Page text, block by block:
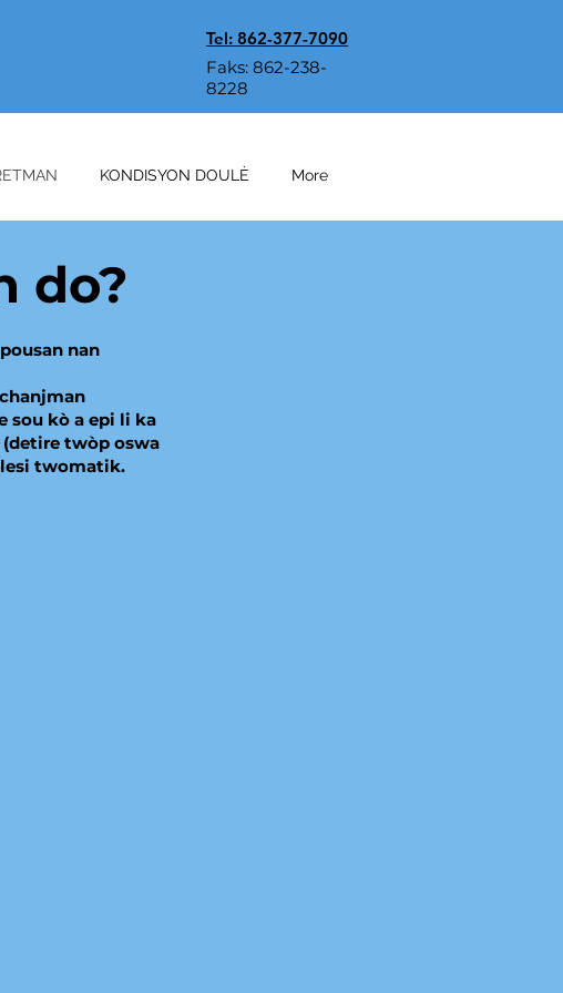
Tel: 862-377-7090
Faks: 862-238-
8228
KONDISYON DOULÈ More
do?
nan
sou kò a epi li ka
twòp oswa
twomatik.